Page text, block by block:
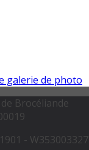
galerie de photo
Brocéliande
- W353003327